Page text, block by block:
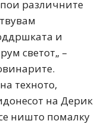
различните
и
светот„ –
техното,
на Дерик
ништо помалку